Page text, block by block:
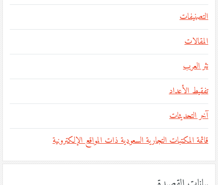
التصنيفات
المقالات
نثر العرب
تفقيط الأعداد
آخر التحديثات
قائمة المكتبات التجارية السعودية ذات المواقع الإلكترونية